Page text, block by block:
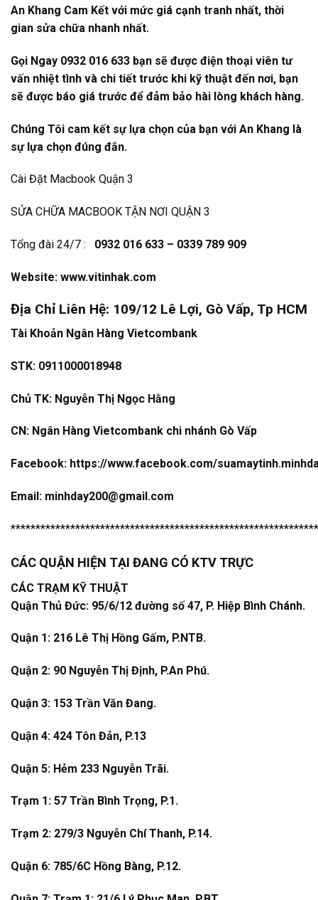
An Khang Cam Kết với mức giá cạnh tranh nhất, thời
gian sửa chữa nhanh nhất.
Gọi Ngay 0932 016 633 bạn sẽ được điện thoại viên tư
vấn nhiệt tình và chi tiết trước khi kỹ thuật đến nơi, bạn
sẽ được báo giá trước để đảm bảo hài lòng khách hàng.
Chúng Tôi cam kết sự lựa chọn của bạn với An Khang là
sự lựa chọn đúng đắn.
Cài Đặt Macbook Quận 3
SỬA CHỮA MACBOOK TẬN NƠI QUẬN 3
Tổng đài 24/7 : 0932 016 633 – 0339 789 909
Website: www.vitinhak.com
Địa Chỉ Liên Hệ: 109/12 Lê Lợi, Gò Vấp, Tp HCM
Tài Khoản Ngân Hàng Vietcombank
STK: 0911000018948
Chủ TK: Nguyễn Thị Ngọc Hằng
CN: Ngân Hàng Vietcombank chi nhánh Gò Vấp
Facebook: https://www.facebook.com/
Email: minhday200@gmail.com
CÁC QUẬN HIỆN TẠI ĐANG CÓ KTV TRỰC
CÁC TRẠM KỸ THUẬT
Quận Thủ Đức: 95/6/12 đường số 47, P. Hiệp Bình Chánh.
Quận 1: 216 Lê Thị Hồng Gấm, P.NTB.
Quận 2: 90 Nguyễn Thị Định, P.An Phú.
Quận 3: 153 Trần Văn Đang.
Quận 4: 424 Tôn Đản, P.13
Quận 5: Hẻm 233 Nguyễn Trãi.
Trạm 1: 57 Trần Bình Trọng, P.1.
Trạm 2: 279/3 Nguyễn Chí Thanh, P.14.
Quận 6: 785/6C Hồng Bàng, P.12.